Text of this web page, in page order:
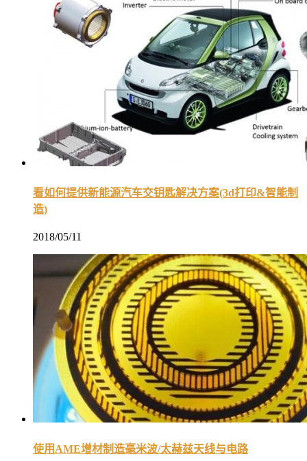
看如何提供新能源汽车交钥匙解决方案(3d打印&智能制
造)
2018/05/11
使用AME增材制造毫米波/太赫兹天线与电路